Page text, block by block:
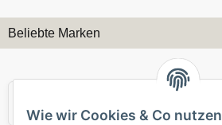
Wie wir Cookies & Co nutzen
Beliebte Marken